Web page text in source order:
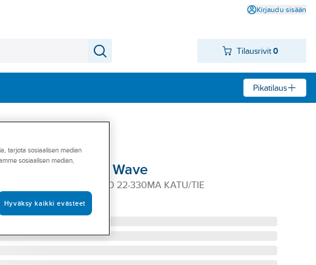
Kirjaudu sisään
Tilausrivit0
Pikatilaus
Easy Led PRO Wave
PRO WAVE PRO WAVE 30 22-330MA KATU/TIE
1003640
tarjota sosiaalisen median
sosiaalisen median,
Hyväksy kaikki evästeet